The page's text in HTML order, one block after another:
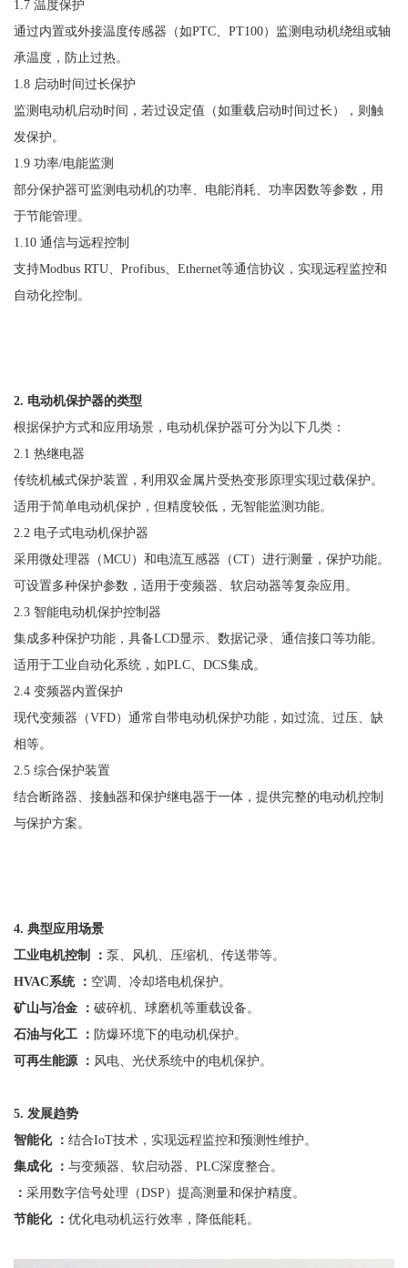
1.7 温度保护
通过内置或外接温度传感器（如PTC、PT100）监测电动机绕组或轴
承温度，防止过热。
1.8 启动时间过长保护
监测电动机启动时间，若过设定值（如重载启动时间过长），则触
发保护。
1.9 功率/电能监测
部分保护器可监测电动机的功率、电能消耗、功率因数等参数，用
于节能管理。
1.10 通信与远程控制
支持Modbus RTU、Profibus、Ethernet等通信协议，实现远程监控和
自动化控制。
2. 电动机保护器的类型
根据保护方式和应用场景，电动机保护器可分为以下几类：
2.1 热继电器
传统机械式保护装置，利用双金属片受热变形原理实现过载保护。
适用于简单电动机保护，但精度较低，无智能监测功能。
2.2 电子式电动机保护器
采用微处理器（MCU）和电流互感器（CT）进行测量，保护功能。
可设置多种保护参数，适用于变频器、软启动器等复杂应用。
2.3 智能电动机保护控制器
集成多种保护功能，具备LCD显示、数据记录、通信接口等功能。
适用于工业自动化系统，如PLC、DCS集成。
2.4 变频器内置保护
现代变频器（VFD）通常自带电动机保护功能，如过流、过压、缺
相等。
2.5 综合保护装置
结合断路器、接触器和保护继电器于一体，提供完整的电动机控制
与保护方案。
4. 典型应用场景
工业电机控制
： 泵、风机、压缩机、传送带等。
HVAC系统 ： 空调、冷却塔电机保护。
矿山与冶金
： 破碎机、球磨机等重载设备。
石油与化工
： 防爆环境下的电动机保护。
可再生能源
： 风电、光伏系统中的电机保护。
5. 发展趋势
智能化
： 结合IoT技术，实现远程监控和预测性维护。
集成化
： 与变频器、软启动器、 PLC深度整合。
： 采用数字信号处理（DSP）提高测量和保护精度。
节能化
： 优化电动机运行效率，降低能耗。